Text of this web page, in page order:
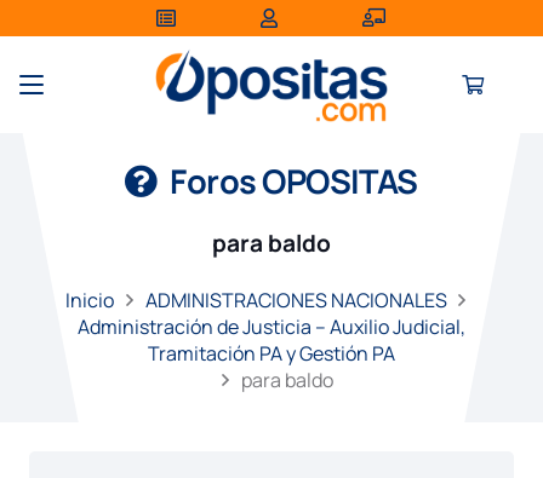
Foros OPOSITAS
para baldo
Inicio
ADMINISTRACIONES NACIONALES
Administración de Justicia – Auxilio Judicial,
Tramitación PA y Gestión PA
para baldo